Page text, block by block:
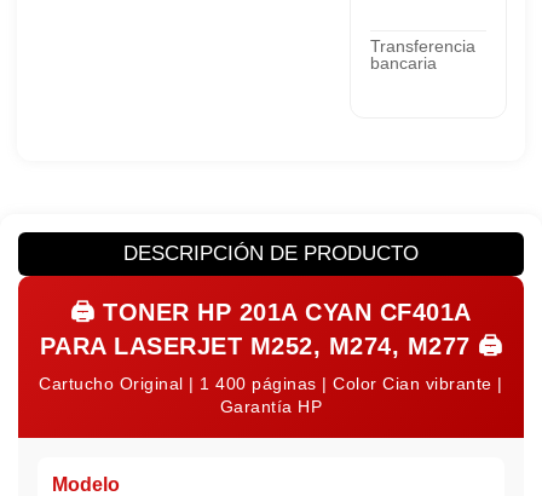
Transferencia
bancaria
DESCRIPCIÓN DE PRODUCTO
🖨️TONER HP 201A CYAN CF401A
PARA LASERJET M252, M274, M277 🖨️
Cartucho Original | 1 400 páginas | Color Cian vibrante |
Garantía HP
Modelo